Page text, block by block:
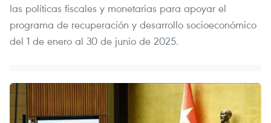
las políticas fiscales y monetarias para apoyar el
programa de recuperación y desarrollo socioeconómico
del 1 de enero al 30 de junio de 2025.